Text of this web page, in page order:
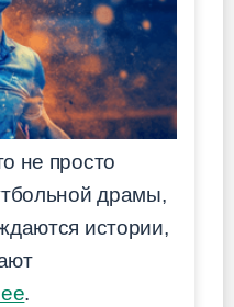
не просто
драмы,
истории,
.